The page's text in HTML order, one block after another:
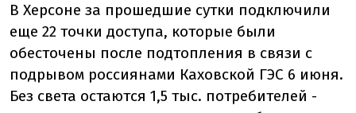
В Херсоне за прошедшие сутки подключили
еще 22 точки доступа, которые были
обесточены после подтопления в связи с
подрывом россиянами Каховской ГЭС 6 июня.
Без света остаются 1,5 тыс. потребителей -